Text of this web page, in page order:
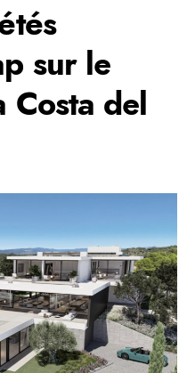
sur le
Costa del